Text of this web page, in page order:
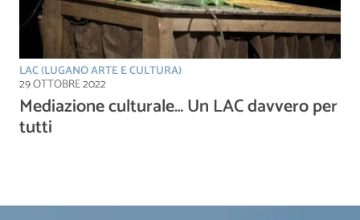
LAC (LUGANO ARTE E CULTURA)
29 OTTOBRE 2022
Mediazione culturale… Un LAC davvero per
tutti